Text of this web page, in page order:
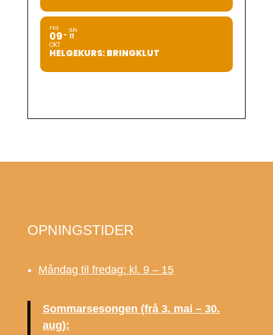
FRE
09
OKT
SUN
11
HELGEKURS: BRINGKLUT
OPNINGSTIDER
Måndag til fredag: kl. 9 – 15
Sommarsesongen (frå 3. mai – 30.
aug):